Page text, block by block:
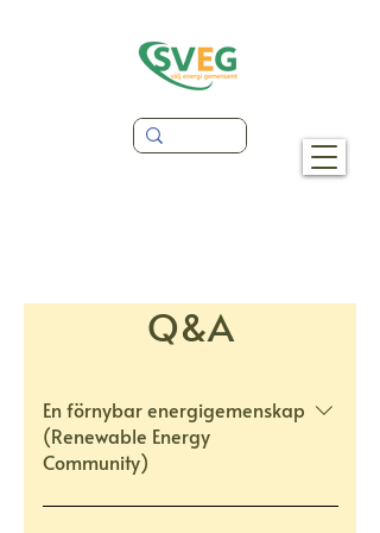
Q&A
En förnybar energigemenskap
(Renewable Energy
Community)
(REC) är en modell för kollektiv